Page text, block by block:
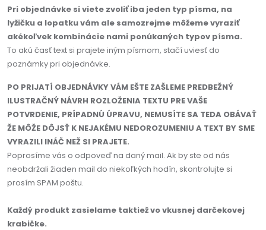
Pri objednávke si viete zvoliť iba jeden typ písma, na
lyžičku a lopatku vám ale samozrejme môžeme vyraziť
akékoľvek kombinácie nami ponúkaných typov písma.
To akú časť text si prajete iným písmom, stačí uviesť do
poznámky pri objednávke.
PO PRIJATÍ OBJEDNÁVKY VÁM EŠTE ZAŠLEME PREDBEŽNÝ
ILUSTRAČNÝ NÁVRH ROZLOŽENIA TEXTU PRE VAŠE
POTVRDENIE, PRÍPADNÚ ÚPRAVU, NEMUSÍTE SA TEDA OBÁVAŤ
ŽE MÔŽE DÔJSŤ K NEJAKÉMU NEDOROZUMENIU A TEXT BY SME
VYRAZILI INÁČ NEŽ SI PRAJETE.
Poprosíme vás o odpoveď na daný mail. Ak by ste od nás
neobdržali žiaden mail do niekoľkých hodín, skontrolujte si
prosím SPAM poštu.
Každý produkt zasielame taktiež vo vkusnej darčekovej
krabičke.